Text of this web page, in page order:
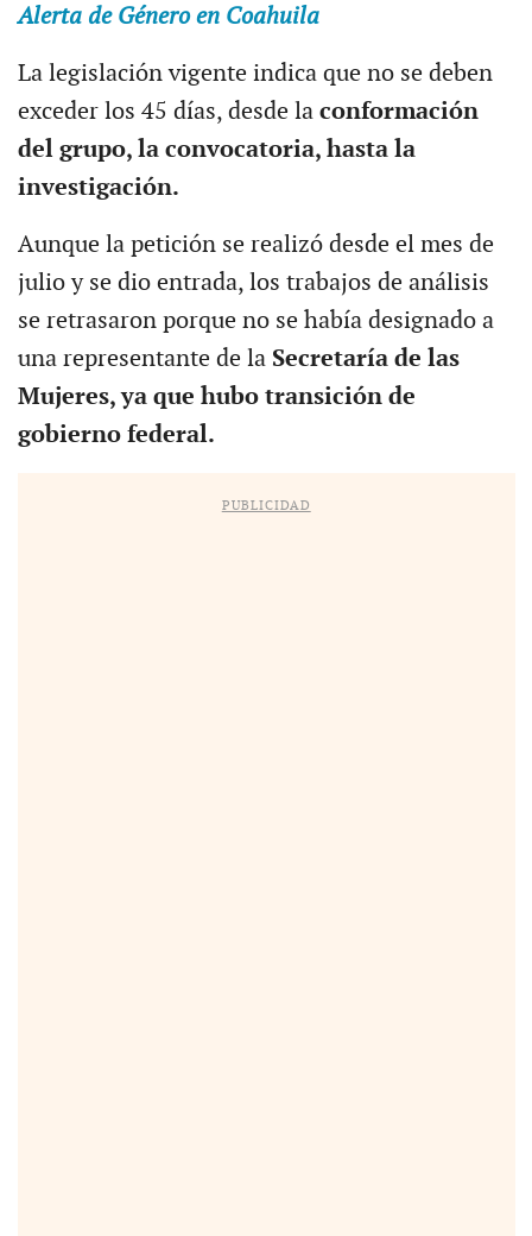
Alerta de Género en Coahuila
La legislación vigente indica que no se deben
exceder los 45 días, desde la conformación
del grupo, la convocatoria, hasta la
investigación.
Aunque la petición se realizó desde el mes de
julio y se dio entrada, los trabajos de análisis
se retrasaron porque no se había designado a
una representante de laSecretaría de las
Mujeres, ya que hubo transición de
gobierno federal.
PUBLICIDAD